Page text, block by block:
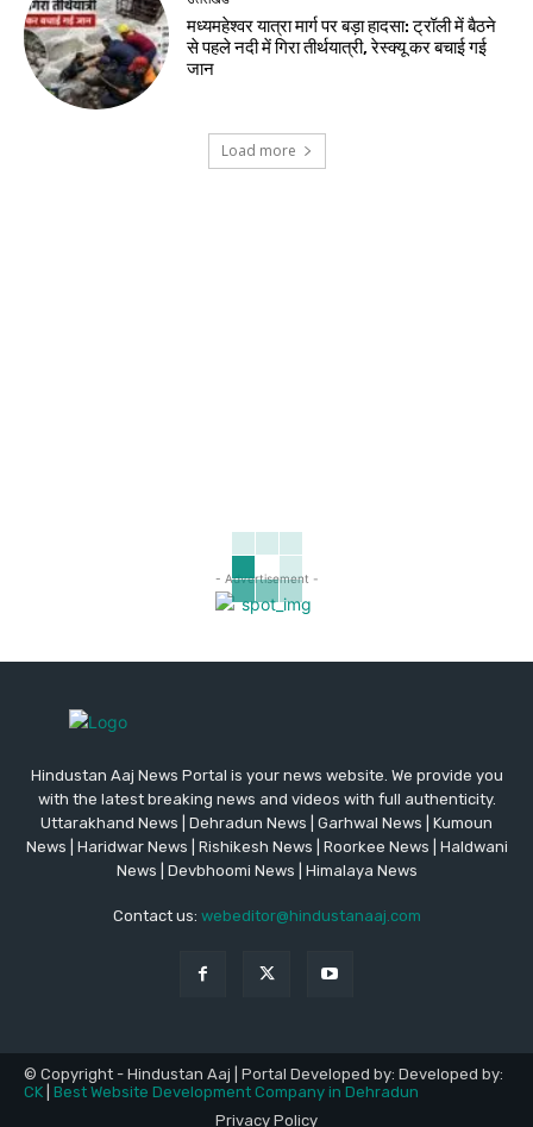
मध्यमहेश्वर यात्रा मार्ग पर बड़ा हादसा: ट्रॉली में बैठने
से पहले नदी में गिरा तीर्थयात्री, रेस्क्यू कर बचाई गई
जान
Load more
- Advertisement -
Hindustan Aaj News Portal is your news website. We provide you
with the latest breaking news and videos with full authenticity.
Uttarakhand News | Dehradun News | Garhwal News | Kumoun
News | Haridwar News | Rishikesh News | Roorkee News | Haldwani
News | Devbhoomi News | Himalaya News
Contact us: webeditor@hindustanaaj.com
© Copyright - Hindustan Aaj | Portal Developed by: Developed by:
CK Best Website Development Company in Dehradun
Privacy Policy